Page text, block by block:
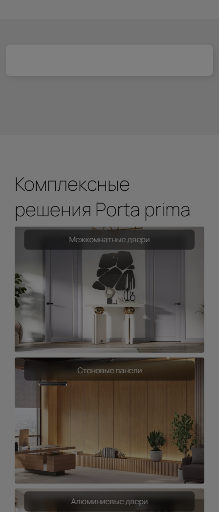
Комплексные
решения Porta prima
Межкомнатные двери
Стеновые панели
Алюминиевые двери